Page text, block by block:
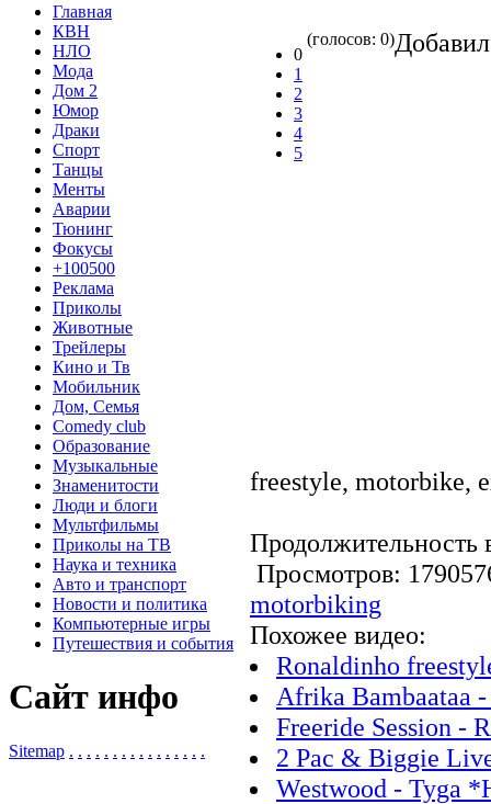
Главная
КВН
НЛО
Мода
Дом 2
Юмор
Драки
Спорт
Танцы
Менты
Аварии
Тюнинг
Фокусы
+100500
Реклама
Приколы
Животные
Трейлеры
Кино и Тв
Мобильник
Дом, Семья
Comedy club
Образование
Музыкальные
Знаменитости
Люди и блоги
Мультфильмы
Приколы на ТВ
Наука и техника
Авто и транспорт
Новости и политика
Компьютерные игры
Путешествия и события
Сайт инфо
Sitemap . . . . . . . . . . . . . . . .
0
1
2
3
4
5
(голосов: 0)
freestyle, motorbike,
Продолжительность
Просмотров:
motorbiking
Похожее видео:
Ronaldinho
Afrika Bambaataa
Freeride Session -
2 Pac & Biggie
Westwood - Tyga